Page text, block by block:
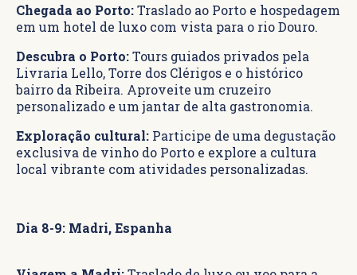
Chegada ao Porto:Traslado ao Porto e hospedagem
em um hotel de luxo com vista para o rio Douro.
Descubra o Porto:Tours guiados privados pela
Livraria Lello, Torre dos Clérigos e o histórico
bairro da Ribeira. Aproveite um cruzeiro
personalizado e um jantar de alta gastronomia.
Exploração cultural: Participe de uma degustação
exclusiva de vinho do Porto e explore a cultura
local vibrante com atividades personalizadas.
Dia 8-9: Madri, Espanha